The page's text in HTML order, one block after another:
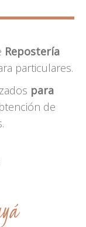
Repostería
particulares.
para
de